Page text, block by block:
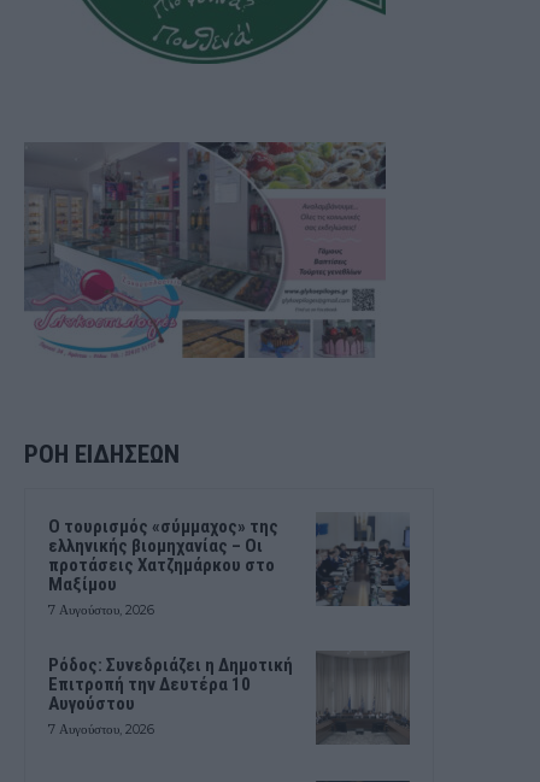
ΡΟΗ ΕΙΔΗΣΕΩΝ
Ο τουρισμός «σύμμαχος» της
ελληνικής βιομηχανίας – Οι
προτάσεις Χατζημάρκου στο
Μαξίμου
7 Αυγούστου, 2026
Ρόδος: Συνεδριάζει η Δημοτική
Επιτροπή την Δευτέρα 10
Αυγούστου
7 Αυγούστου, 2026